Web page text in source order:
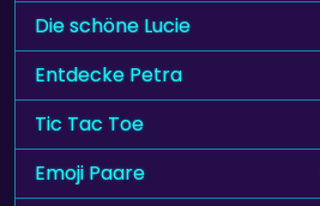
Die schöne Lucie
Entdecke Petra
Tic Tac Toe
Emoji Paare